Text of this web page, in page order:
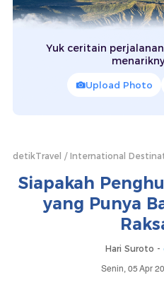
Yuk ceritain
Upload Photo
detikTravel International
Siapakah
yang Punya
Hari Suroto -
Senin, 05 Apr